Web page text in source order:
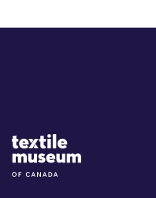
Site Logo